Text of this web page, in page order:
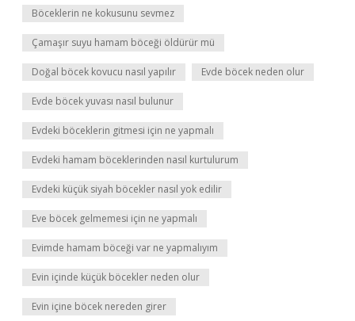
Böceklerin ne kokusunu sevmez
Çamaşır suyu hamam böceği öldürür mü
Doğal böcek kovucu nasıl yapılır Evde böcek neden olur
Evde böcek yuvası nasıl bulunur
Evdeki böceklerin gitmesi için ne yapmalı
Evdeki hamam böceklerinden nasıl kurtulurum
Evdeki küçük siyah böcekler nasıl yok edilir
Eve böcek gelmemesi için ne yapmalı
Evimde hamam böceği var ne yapmalıyım
Evin içinde küçük böcekler neden olur
Evin içine böcek nereden girer